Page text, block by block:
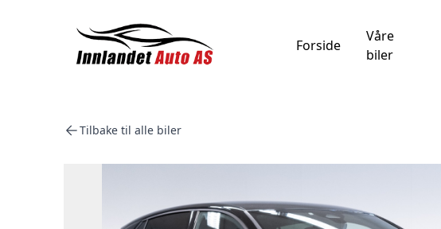
Forside
Våre
biler
Tilbake til alle biler